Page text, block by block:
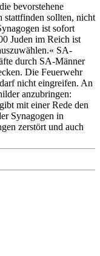
bevorstehene
stattfinden sollten, nicht
ist sofort
Juden im Reich ist
SA-
durch SA-Männer
Die Feuerwehr
nicht eingreifen. An
anzubringen:
mit einer Rede den
Synagogen in
zerstört und auch